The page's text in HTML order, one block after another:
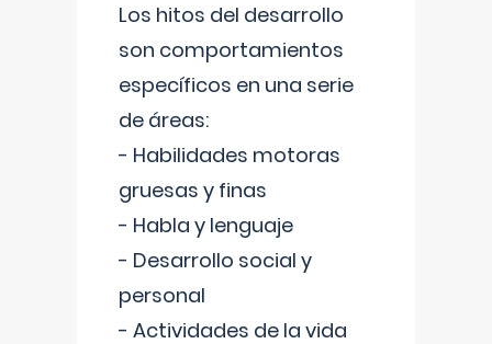
Los hitos del desarrollo
son comportamientos
específicos en una serie
de áreas:
- Habilidades motoras
gruesas y finas
- Habla y lenguaje
- Desarrollo social y
personal
- Actividades de la vida